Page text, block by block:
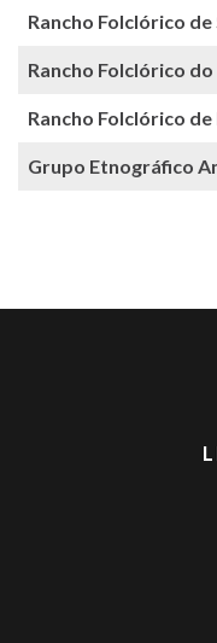
Rancho Folclórico
Rancho Folclórico
Rancho Folclórico
Grupo Etnográfico